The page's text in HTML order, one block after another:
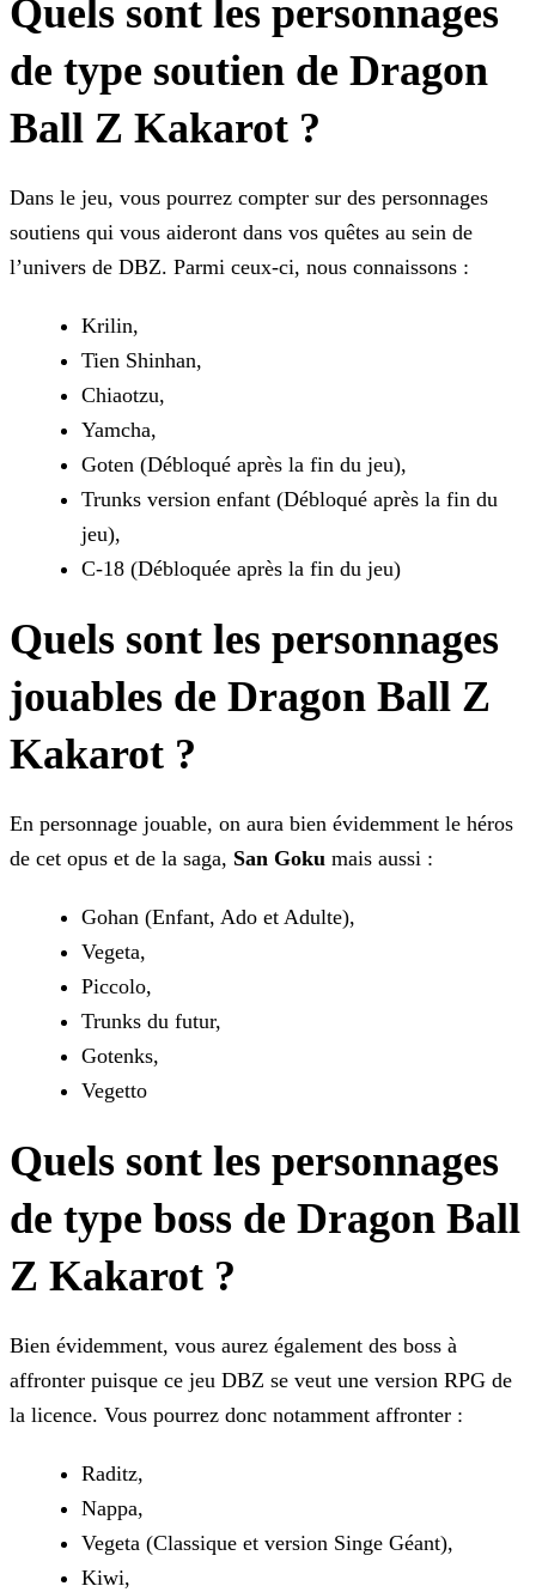
Quels sont les personnages
de type soutien de Dragon
Ball Z Kakarot ?
Dans le jeu, vous pourrez compter sur des personnages
soutiens qui vous aideront dans vos quêtes au sein de
l’univers de DBZ. Parmi ceux-ci, nous connaissons :
Krilin,
Tien Shinhan,
Chiaotzu,
Yamcha,
Goten (Débloqué après la fin du jeu),
Trunks version enfant (Débloqué après la fin du
jeu),
C-18 (Débloquée après la fin du jeu)
Quels sont les personnages
jouables de Dragon Ball Z
Kakarot ?
En personnage jouable, on aura bien évidemment le héros
de cet opus et de la saga, San Goku mais aussi :
Gohan (Enfant, Ado et Adulte),
Vegeta,
Piccolo,
Trunks du futur,
Gotenks,
Vegetto
Quels sont les personnages
de type boss de Dragon Ball
Z Kakarot ?
Bien évidemment, vous aurez également des boss à
affronter puisque ce jeu DBZ se veut une version RPG de
la licence. Vous pourrez donc notamment affronter :
Raditz,
Nappa,
Vegeta (Classique et version Singe Géant),
Kiwi,